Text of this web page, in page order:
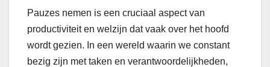
Pauzes nemen is een cruciaal aspect van
productiviteit en welzijn dat vaak over het hoofd
wordt gezien. In een wereld waarin we constant
bezig zijn met taken en verantwoordelijkheden,